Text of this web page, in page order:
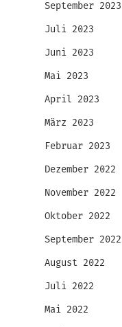
September 2023
Juli 2023
Juni 2023
Mai 2023
April 2023
März 2023
Februar 2023
Dezember 2022
November 2022
Oktober 2022
September 2022
August 2022
Juli 2022
Mai 2022